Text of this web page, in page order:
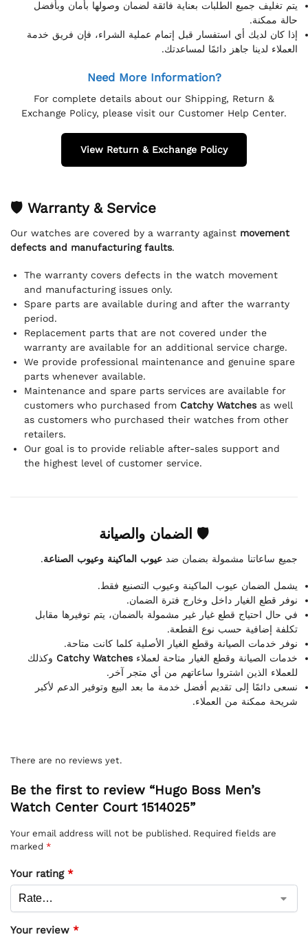
يتم تغليف جميع الطلبات بعناية فائقة لضمان وصولها بأمان وبأفضل
حالة ممكنة.
إذا كان لديك أي استفسار قبل إتمام عملية الشراء، فإن فريق خدمة
العملاء لدينا جاهز دائمًا لمساعدتك.
Need More Information?
For complete details about our Shipping, Return &
Exchange Policy, please visit our Customer Help Center.
View Return & Exchange Policy
🛡 Warranty & Service
Our watches are covered by a warranty against movement
defects and manufacturing faults.
The warranty covers defects in the watch movement
and manufacturing issues only.
Spare parts are available during and after the warranty
period.
Replacement parts that are not covered under the
warranty are available for an additional service charge.
We provide professional maintenance and genuine spare
parts whenever available.
Maintenance and spare parts services are available for
customers who purchased from Catchy Watchesas well
as customers who purchased their watches from other
retailers.
Our goal is to provide reliable after-sales support and
the highest level of customer service.
🛡 الضمان والصيانة
جميع ساعاتنا مشمولة بضمان ضد عيوب الماكينة وعيوب الصناعة.
يشمل الضمان عيوب الماكينة وعيوب التصنيع فقط.
نوفر قطع الغيار داخل وخارج فترة الضمان.
في حال احتياج قطع غيار غير مشمولة بالضمان، يتم توفيرها مقابل
تكلفة إضافية حسب نوع القطعة.
نوفر خدمات الصيانة وقطع الغيار الأصلية كلما كانت متاحة.
خدمات الصيانة وقطع الغيار متاحة لعملاءCatchy Watches وكذلك
للعملاء الذين اشتروا ساعاتهم من أي متجر آخر.
نسعى دائمًا إلى تقديم أفضل خدمة ما بعد البيع وتوفير الدعم لأكبر
شريحة ممكنة من العملاء.
There are no reviews yet.
Be the first to review “Hugo Boss Men’s
Watch Center Court 1514025”
Your email address will not be published. Required fields are
marked *
Your rating *
Your review *